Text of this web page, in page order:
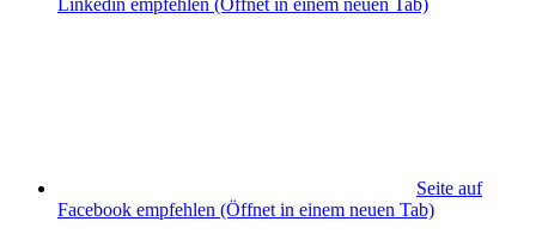
Linkedin empfehlen (Öffnet in einem neuen Tab)
Seite auf
Facebook empfehlen (Öffnet in einem neuen Tab)